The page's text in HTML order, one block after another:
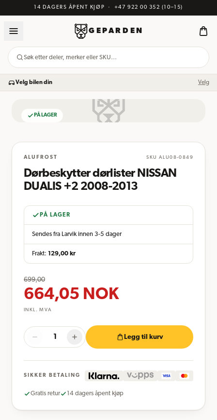
14 DAGERS ÅPENT KJØP · +47 922 00 352 (10–15)
GEPARDEN
Søk etter deler, merker eller SKU…
Velg bilen din Velg
PÅ LAGER
ALUFROST SKU ALU08-0849
Dørbeskytter dørlister NISSAN
DUALIS +2 2008-2013
PÅ LAGER
Sendes fra Larvik innen 3-5 dager
Frakt: 129,00 kr
699,00
664,05 NOK
INKL. MVA
Legg til kurv
SIKKER BETALING
Gratis retur 14 dagers åpent kjøp